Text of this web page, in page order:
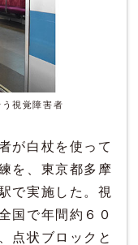
視覚障害者
が白杖を使って
を、東京都多摩
で実施した。視
国で年間約６０
点状ブロックと